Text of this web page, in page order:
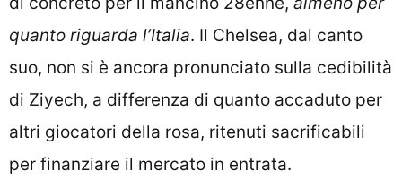
quanto riguarda l’Italia. Il Chelsea, dal canto
suo, non si è ancora pronunciato sulla cedibilità
di Ziyech, a differenza di quanto accaduto per
altri giocatori della rosa, ritenuti sacrificabili
per finanziare il mercato in entrata.